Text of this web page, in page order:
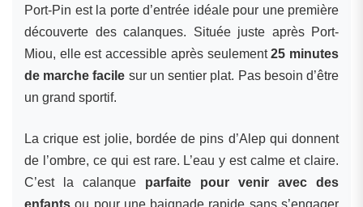
Port-Pin est la porte d’entrée idéale pour une première
découverte des calanques. Située juste après Port-
Miou, elle est accessible après seulement25 minutes
de marche facile sur un sentier plat. Pas besoin d’être
un grand sportif.
La crique est jolie, bordée de pins d’Alep qui donnent
de l’ombre, ce qui est rare. L’eau y est calme et claire.
C’est la calanque parfaite pour venir avec des